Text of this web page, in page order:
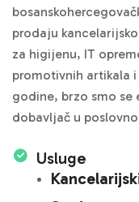
prodaju
za higijenu, IT
promotivnih artikala
godine, brzo smo se
dobavljač u
Usluge